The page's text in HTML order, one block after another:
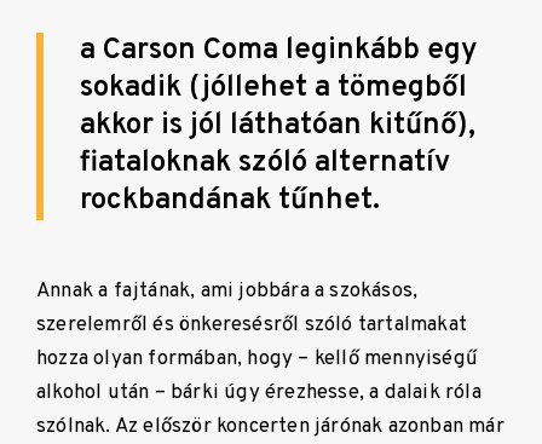
a Carson Coma leginkább egy
sokadik (jóllehet a tömegből
akkor is jól láthatóan kitűnő),
fiataloknak szóló alternatív
rockbandának tűnhet.
Annak a fajtának, ami jobbára a szokásos,
szerelemről és önkeresésről szóló tartalmakat
hozza olyan formában, hogy – kellő mennyiségű
alkohol után – bárki úgy érezhesse, a dalaik róla
szólnak. Az először koncerten járónak azonban már